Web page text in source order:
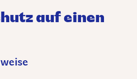
auf einen